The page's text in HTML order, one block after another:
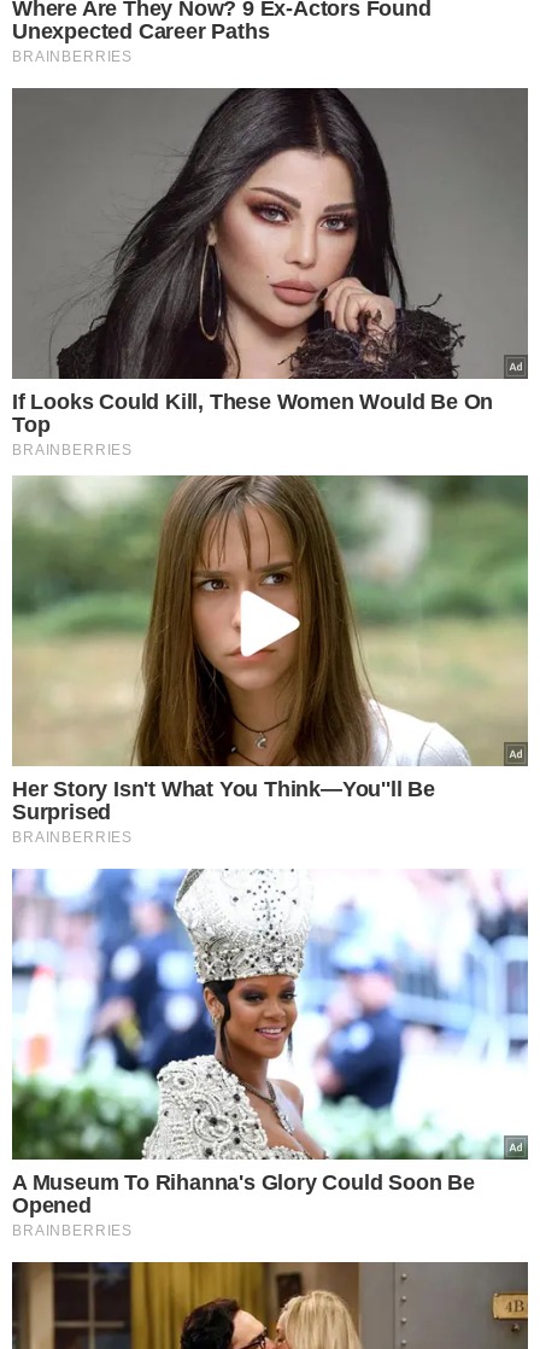
VEJA TAMBÉM
CONFIRA AS DATAS
Meio Norte amplia
cobertura das Eleições
2026 com rodada de
sabatinas dos
candidatos ao Governo
VEJA MAIS NOTÍCIAS